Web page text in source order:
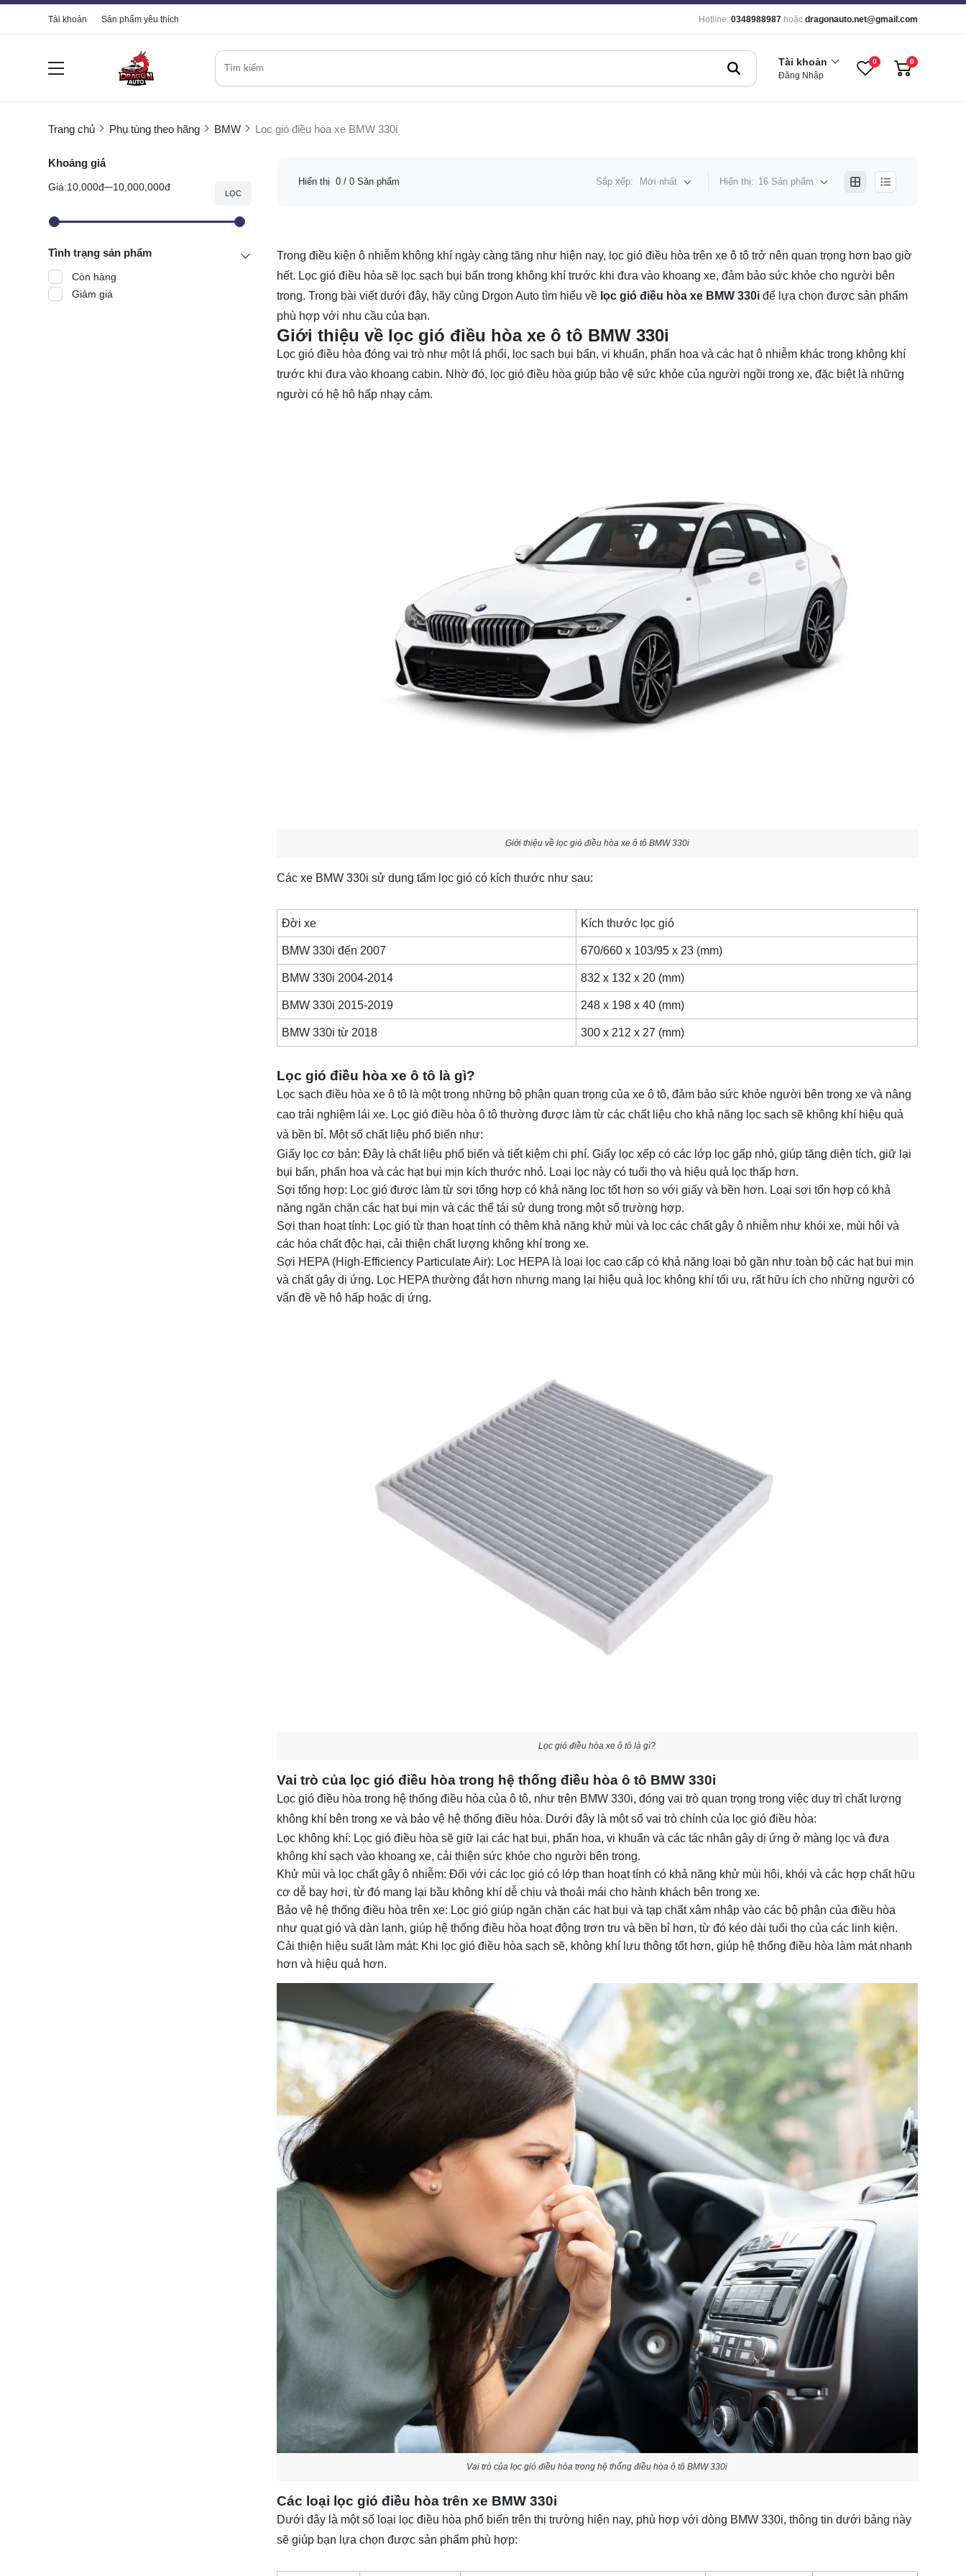
Tài khoản Sản phẩm yêu thích Hotline: 0348988987 hoặc dragonauto.net@gmail.com
Tài khoản
Đăng Nhập
0 0
Trang chủ Phụ tùng theo hãng BMW Lọc gió điều hòa xe BMW 330i
Khoảng giá
Giá:10,000đ 10,000,000đ
LỌC
Tình trạng sản phẩm
Còn hàng
Giảm giá
Hiển thị 0/ 0 Sản phẩm Sắp xếp: Mới nhất Hiển thị: 16 Sản phẩm
Trong điều kiện ô nhiễm không khí ngày càng tăng như hiện nay, lọc gió điều hòa trên xe ô tô trở nên quan trọng hơn bao giờ
hết. Lọc gió điều hòa sẽ lọc sạch bụi bẩn trong không khí trước khi đưa vào khoang xe, đảm bảo sức khỏe cho người bên
trong. Trong bài viết dưới đây, hãy cùng Drgon Auto tìm hiểu về lọc gió điều hòa xe BMW 330iđể lựa chọn được sản phẩm
phù hợp với nhu cầu của bạn.
Giới thiệu về lọc gió điều hòa xe ô tô BMW 330i
Lọc gió điều hòa đóng vai trò như một lá phổi, lọc sạch bụi bẩn, vi khuẩn, phấn hoa và các hạt ô nhiễm khác trong không khí
trước khi đưa vào khoang cabin. Nhờ đó, lọc gió điều hòa giúp bảo vệ sức khỏe của người ngồi trong xe, đặc biệt là những
người có hệ hô hấp nhạy cảm.
Giới thiệu về lọc gió điều hòa xe ô tô BMW 330i
Các xe BMW 330i sử dụng tấm lọc gió có kích thước như sau:
Đời xe Kích thước lọc gió
BMW 330i đến 2007 670/660 x 103/95 x 23 (mm)
BMW 330i 2004-2014 832 x 132 x 20 (mm)
BMW 330i 2015-2019 248 x 198 x 40 (mm)
BMW 330i từ 2018 300 x 212 x 27 (mm)
Lọc gió điều hòa xe ô tô là gì?
Lọc sạch điều hòa xe ô tô là một trong những bộ phận quan trọng của xe ô tô, đảm bảo sức khỏe người bên trong xe và nâng
cao trải nghiệm lái xe. Lọc gió điều hòa ô tô thường được làm từ các chất liệu cho khả năng lọc sạch sẽ không khí hiệu quả
và bền bỉ. Một số chất liệu phổ biến như:
Giấy lọc cơ bản: Đây là chất liệu phổ biến và tiết kiệm chi phí. Giấy lọc xếp có các lớp lọc gấp nhỏ, giúp tăng diện tích, giữ lại
bụi bẩn, phấn hoa và các hạt bụi mịn kích thước nhỏ. Loại lọc này có tuổi thọ và hiệu quả lọc thấp hơn.
Sợi tổng hợp: Lọc gió được làm từ sợi tổng hợp có khả năng lọc tốt hơn so với giấy và bền hơn. Loại sợi tổn hợp có khả
năng ngăn chặn các hạt bụi mịn và các thể tái sử dụng trong một số trường hợp.
Sợi than hoạt tính: Lọc gió từ than hoạt tính có thêm khả năng khử mùi và lọc các chất gây ô nhiễm như khói xe, mùi hôi và
các hóa chất độc hại, cải thiện chất lượng không khí trong xe.
Sợi HEPA (High-Efficiency Particulate Air): Lọc HEPA là loại lọc cao cấp có khả năng loại bỏ gần như toàn bộ các hạt bụi mịn
và chất gây dị ứng. Lọc HEPA thường đắt hơn nhưng mang lại hiệu quả lọc không khí tối ưu, rất hữu ích cho những người có
vấn đề về hô hấp hoặc dị ứng.
Lọc gió điều hòa xe ô tô là gì?
Vai trò của lọc gió điều hòa trong hệ thống điều hòa ô tô BMW 330i
Lọc gió điều hòa trong hệ thống điều hòa của ô tô, như trên BMW 330i, đóng vai trò quan trọng trong việc duy trì chất lượng
không khí bên trong xe và bảo vệ hệ thống điều hòa. Dưới đây là một số vai trò chính của lọc gió điều hòa:
Lọc không khí: Lọc gió điều hòa sẽ giữ lại các hạt bụi, phấn hoa, vi khuẩn và các tác nhân gây dị ứng ở màng lọc và đưa
không khí sạch vào khoang xe, cải thiện sức khỏe cho người bên trong.
Khử mùi và lọc chất gây ô nhiễm: Đối với các lọc gió có lớp than hoạt tính có khả năng khử mùi hôi, khói và các hợp chất hữu
cơ dễ bay hơi, từ đó mang lại bầu không khí dễ chịu và thoải mái cho hành khách bên trong xe.
Bảo vệ hệ thống điều hòa trên xe: Lọc gió giúp ngăn chặn các hạt bụi và tạp chất xâm nhập vào các bộ phận của điều hòa
như quạt gió và dàn lạnh, giúp hệ thống điều hòa hoạt động trơn tru và bền bỉ hơn, từ đó kéo dài tuổi thọ của các linh kiện.
Cải thiện hiệu suất làm mát: Khi lọc gió điều hòa sạch sẽ, không khí lưu thông tốt hơn, giúp hệ thống điều hòa làm mát nhanh
hơn và hiệu quả hơn.
Vai trò của lọc gió điều hòa trong hệ thống điều hòa ô tô BMW 330i
Các loại lọc gió điều hòa trên xe BMW 330i
Dưới đây là một số loại lọc điều hòa phổ biến trên thị trường hiện nay, phù hợp với dòng BMW 330i, thông tin dưới bảng này
sẽ giúp bạn lựa chọn được sản phẩm phù hợp: